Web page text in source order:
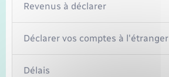
Revenus à déclarer
Déclarer vos comptes à l'étranger
Délais